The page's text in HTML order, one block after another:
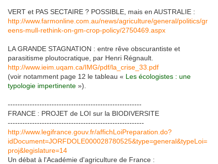
VERT et PAS SECTAIRE ? POSSIBLE, mais en AUSTRALIE :
http://www.farmonline.com.au/news/agriculture/general/politics/gr
eens-mull-rethink-on-gm-crop-policy/2750469.aspx
LA GRANDE STAGNATION : entre rêve obscurantiste et
parasitisme ploutocratique, par Henri Régnault.
http://www.ieim.uqam.ca/IMG/pdf/la_crise_33.pdf
(voir notamment page 12 le tableau « Les écologistes : une
typologie impertinente »).
-------------------------------------------------------
FRANCE : PROJET de LOI sur la BIODIVERSITE
--------------------------------------------------------
http://www.legifrance.gouv.fr/affichLoiPreparation.do?
idDocument=JORFDOLE000028780525&type=general&typeLoi=
proj&legislature=14
Un débat à l'Académie d'agriculture de France :